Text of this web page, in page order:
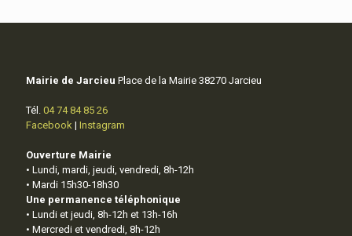
Mairie de Jarcieu Place de la Mairie 38270 Jarcieu
Tél. 04 74 84 85 26
Facebook | Instagram
Ouverture Mairie
• Lundi, mardi, jeudi, vendredi, 8h-12h
• Mardi 15h30-18h30
Une permanence téléphonique
• Lundi et jeudi, 8h-12h et 13h-16h
• Mercredi et vendredi, 8h-12h